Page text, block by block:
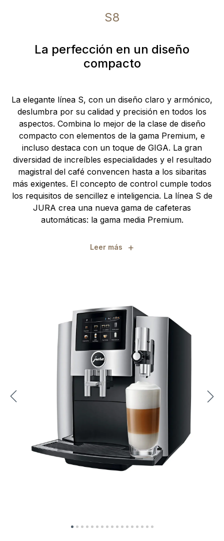
S8
La perfección en un diseño
compacto
La elegante línea S, con un diseño claro y armónico,
deslumbra por su calidad y precisión en todos los
aspectos. Combina lo mejor de la clase de diseño
compacto con elementos de la gama Premium, e
incluso destaca con un toque de GIGA. La gran
diversidad de increíbles especialidades y el resultado
magistral del café convencen hasta a los sibaritas
más exigentes. El concepto de control cumple todos
los requisitos de sencillez e inteligencia. La línea S de
JURA crea una nueva gama de cafeteras
automáticas: la gama media Premium.
Leer más +